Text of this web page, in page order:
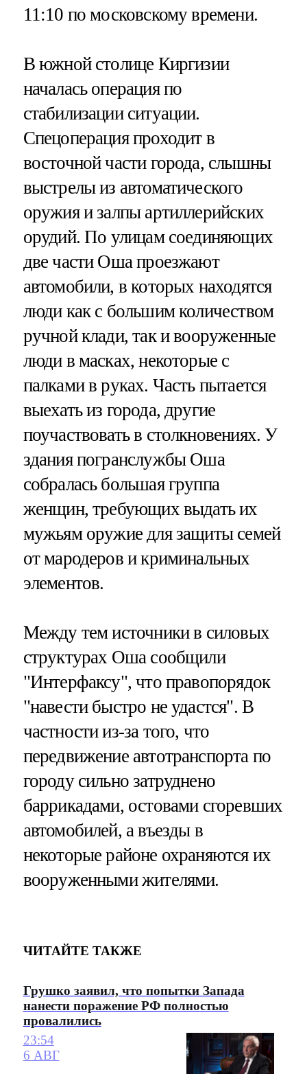
11:10 по московскому времени.
В южной столице Киргизии
началась операция по
стабилизации ситуации.
Спецоперация проходит в
восточной части города, слышны
выстрелы из автоматического
оружия и залпы артиллерийских
орудий. По улицам соединяющих
две части Оша проезжают
автомобили, в которых находятся
люди как с большим количеством
ручной клади, так и вооруженные
люди в масках, некоторые с
палками в руках. Часть пытается
выехать из города, другие
поучаствовать в столкновениях. У
здания погранслужбы Оша
собралась большая группа
женщин, требующих выдать их
мужьям оружие для защиты семей
от мародеров и криминальных
элементов.
Между тем источники в силовых
структурах Оша сообщили
"Интерфаксу", что правопорядок
"навести быстро не удастся". В
частности из-за того, что
передвижение автотранспорта по
городу сильно затруднено
баррикадами, остовами сгоревших
автомобилей, а въезды в
некоторые районе охраняются их
вооруженными жителями.
ЧИТАЙТЕ ТАКЖЕ
Грушко заявил, что попытки Запада
нанести поражение РФ полностью
провалились
23:54
6 АВГ